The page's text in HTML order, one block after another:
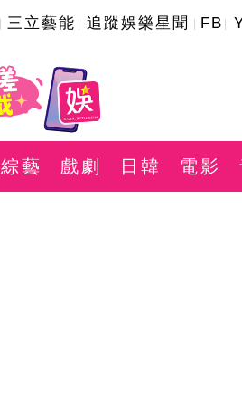
三立藝能 追蹤娛樂星聞 FB
綜藝 戲劇 日韓 電影